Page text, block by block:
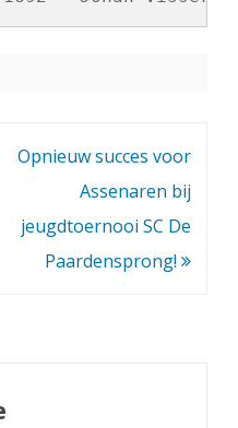
Opnieuw succes voor
Assenaren bij
jeugdtoernooi SC De
Paardensprong!